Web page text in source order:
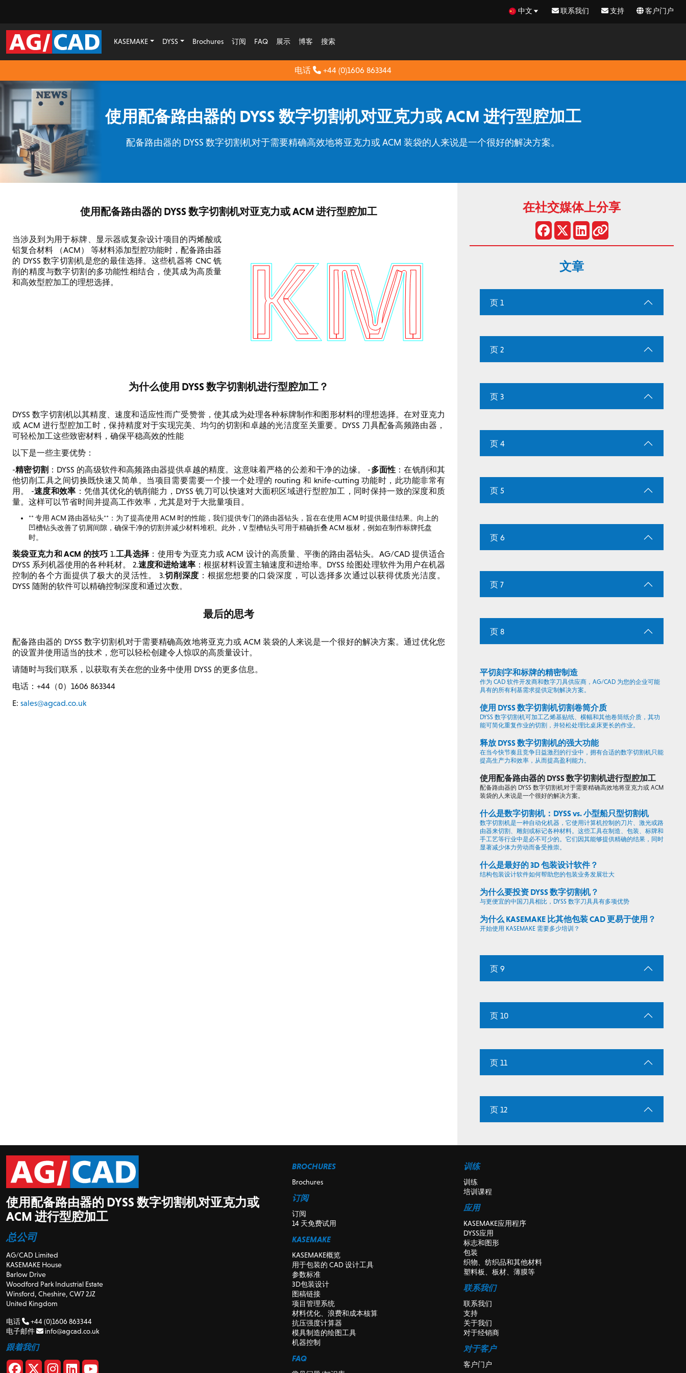
中文 联系我们 支持 客户门户
KASEMAKE DYSS Brochures 订阅 FAQ 展示 博客 搜索
电话 +44 (0)1606 863344
使用配备路由器的 DYSS 数字切割机对亚克力或 ACM 进行型腔加工
配备路由器的 DYSS 数字切割机对于需要精确高效地将亚克力或 ACM 装袋的人来说是一个很好的解决方案。
使用配备路由器的 DYSS 数字切割机对亚克力或 ACM 进行型腔加工
当涉及到为用于标牌、显示器或复杂设计项目的丙烯酸或
铝复合材料 （ACM） 等材料添加型腔功能时，配备路由器
的 DYSS 数字切割机是您的最佳选择。这些机器将 CNC 铣
削的精度与数字切割的多功能性相结合，使其成为高质量
和高效型腔加工的理想选择。
为什么使用 DYSS 数字切割机进行型腔加工？
DYSS 数字切割机以其精度、速度和适应性而广受赞誉，使其成为处理各种标牌制作和图形材料的理想选择。在对亚克力
或 ACM 进行型腔加工时，保持精度对于实现完美、均匀的切割和卓越的光洁度至关重要。DYSS 刀具配备高频路由器，
可轻松加工这些致密材料，确保平稳高效的性能
以下是一些主要优势：
-精密切割 ：DYSS 的高级软件和高频路由器提供卓越的精度。这意味着严格的公差和干净的边缘。 -多面性 ：在铣削和其
他切削工具之间切换既快速又简单。当项目需要需要一个接一个处理的 routing 和 knife-cutting 功能时，此功能非常有
用。 -速度和效率 ：凭借其优化的铣削能力，DYSS 铣刀可以快速对大面积区域进行型腔加工，同时保持一致的深度和质
量。这样可以节省时间并提高工作效率，尤其是对于大批量项目。
** 专用 ACM 路由器钻头**：为了提高使用 ACM 时的性能，我们提供专门的路由器钻头，旨在在使用 ACM 时提供最佳结果。向上的
凹槽钻头改善了切屑间隙，确保干净的切割并减少材料堆积。此外，V 型槽钻头可用于精确折叠 ACM 板材，例如在制作标牌托盘
时。
装袋亚克力和 ACM 的技巧 1.工具选择 ：使用专为亚克力或 ACM 设计的高质量、平衡的路由器钻头。AG/CAD 提供适合
DYSS 系列机器使用的各种耗材。 2.速度和进给速率 ：根据材料设置主轴速度和进给率。DYSS 绘图处理软件为用户在机器
控制的各个方面提供了极大的灵活性。 3.切削深度 ：根据您想要的口袋深度，可以选择多次通过以获得优质光洁度。
DYSS 随附的软件可以精确控制深度和通过次数。
最后的思考
配备路由器的 DYSS 数字切割机对于需要精确高效地将亚克力或 ACM 装袋的人来说是一个很好的解决方案。通过优化您
的设置并使用适当的技术，您可以轻松创建令人惊叹的高质量设计。
请随时与我们联系，以获取有关在您的业务中使用 DYSS 的更多信息。
电话：+44（0）1606 863344
E: sales@agcad.co.uk
在社交媒体上分享
文章
页 1
页 2
页 3
页 4
页 5
页 6
页 7
页 8
平切刻字和标牌的精密制造
作为 CAD 软件开发商和数字刀具供应商，AG/CAD 为您的企业可能
具有的所有利基需求提供定制解决方案。
使用 DYSS 数字切割机切割卷筒介质
DYSS 数字切割机可加工乙烯基贴纸、横幅和其他卷筒纸介质，其功
能可简化重复作业的切割，并轻松处理比桌床更长的作业。
释放 DYSS 数字切割机的强大功能
在当今快节奏且竞争日益激烈的行业中，拥有合适的数字切割机只能
提高生产力和效率，从而提高盈利能力。
使用配备路由器的 DYSS 数字切割机进行型腔加工
配备路由器的 DYSS 数字切割机对于需要精确高效地将亚克力或 ACM
装袋的人来说是一个很好的解决方案。
什么是数字切割机：DYSS vs. 小型船只型切割机
数字切割机是一种自动化机器，它使用计算机控制的刀片、激光或路
由器来切割、雕刻或标记各种材料。这些工具在制造、包装、标牌和
手工艺等行业中是必不可少的。它们因其能够提供精确的结果，同时
显著减少体力劳动而备受推崇。
什么是最好的 3D 包装设计软件？
结构包装设计软件如何帮助您的包装业务发展壮大
为什么要投资 DYSS 数字切割机？
与更便宜的中国刀具相比，DYSS 数字刀具具有多项优势
为什么 KASEMAKE 比其他包装 CAD 更易于使用？
开始使用 KASEMAKE 需要多少培训？
页 9
页 10
页 11
页 12
使用配备路由器的 DYSS 数字切割机对亚克力或
ACM 进行型腔加工
总公司
AG/CAD Limited
KASEMAKE House
Barlow Drive
Woodford Park Industrial Estate
Winsford, Cheshire, CW7 2JZ
United Kingdom
电话
+44 (0)1606 863344
电子邮件
info@agcad.co.uk
跟着我们
BROCHURES
Brochures
订阅
订阅
14 天免费试用
KASEMAKE
KASEMAKE概览
用于包装的 CAD 设计工具
参数标准
3D包装设计
图稿链接
项目管理系统
材料优化、浪费和成本核算
抗压强度计算器
模具制造的绘图工具
机器控制
FAQ
训练
训练
培训课程
应用
KASEMAKE应用程序
DYSS应用
标志和图形
包装
织物、纺织品和其他材料
塑料板、板材、薄膜等
联系我们
联系我们
支持
关于我们
对于经销商
对于客户
客户门户